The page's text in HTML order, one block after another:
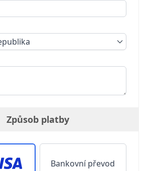
Způsob platby
Bankovní převod